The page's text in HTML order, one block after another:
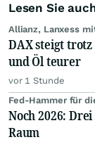
Lesen Sie
Allianz, Lanxess
DAX steigt
und Öl teurer
vor 1 Stunde
Fed-Hammer für
Noch 2026:
Raum